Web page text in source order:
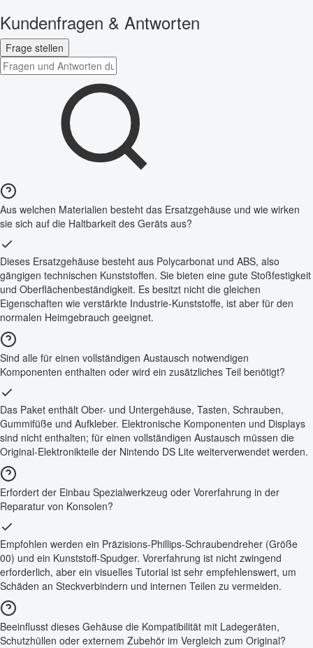
Kundenfragen & Antworten
Frage stellen
Aus welchen Materialien besteht das Ersatzgehäuse und wie wirken
sie sich auf die Haltbarkeit des Geräts aus?
Dieses Ersatzgehäuse besteht aus Polycarbonat und ABS, also
gängigen technischen Kunststoffen. Sie bieten eine gute Stoßfestigkeit
und Oberflächenbeständigkeit. Es besitzt nicht die gleichen
Eigenschaften wie verstärkte Industrie-Kunststoffe, ist aber für den
normalen Heimgebrauch geeignet.
Sind alle für einen vollständigen Austausch notwendigen
Komponenten enthalten oder wird ein zusätzliches Teil benötigt?
Das Paket enthält Ober- und Untergehäuse, Tasten, Schrauben,
Gummifüße und Aufkleber. Elektronische Komponenten und Displays
sind nicht enthalten; für einen vollständigen Austausch müssen die
Original-Elektronikteile der Nintendo DS Lite weiterverwendet werden.
Erfordert der Einbau Spezialwerkzeug oder Vorerfahrung in der
Reparatur von Konsolen?
Empfohlen werden ein Präzisions-Phillips-Schraubendreher (Größe
00) und ein Kunststoff-Spudger. Vorerfahrung ist nicht zwingend
erforderlich, aber ein visuelles Tutorial ist sehr empfehlenswert, um
Schäden an Steckverbindern und internen Teilen zu vermeiden.
Beeinflusst dieses Gehäuse die Kompatibilität mit Ladegeräten,
Schutzhüllen oder externem Zubehör im Vergleich zum Original?